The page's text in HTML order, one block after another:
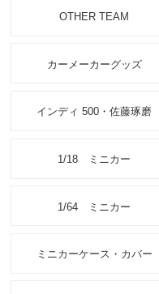
OTHER TEAM
カーメーカーグッズ
インディ 500・佐藤琢磨
1/18 ミニカー
1/64 ミニカー
ミニカーケース・カバー